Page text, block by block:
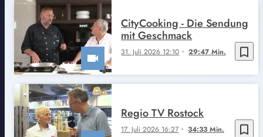
bookmark_border
31. Juli 2026 12:10 29:47 Min.
CityCooking - Die Sendung
mit Geschmack
bookmark_border
17. Juli 2026 16:27 34:33 Min.
Regio TV Rostock